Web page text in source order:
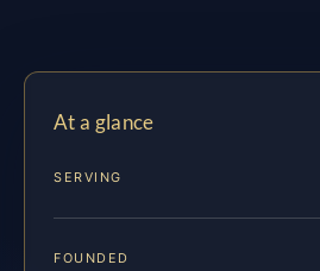
At a glance
SERVING
FOUNDED